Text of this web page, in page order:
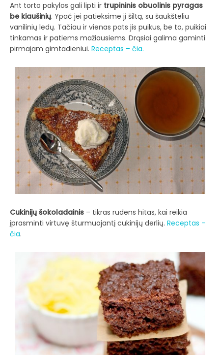
Ant torto pakylos gali lipti ir trupininis obuolinis pyragas
be kiaušinių. Ypač jei patieksime jį šiltą, su šaukšteliu
vanilinių ledų. Tačiau ir vienas pats jis puikus, be to, puikiai
tinkamas ir patiems mažiausiems. Drąsiai galima gaminti
pirmajam gimtadieniui. Receptas – čia.
Cukinijų šokoladainis – tikras rudens hitas, kai reikia
įprasminti virtuvę šturmuojantį cukinijų derlių. Receptas –
čia.